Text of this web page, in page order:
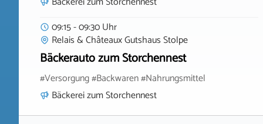
09:15 - 09:30 Uhr
Relais & Châteaux Gutshaus Stolpe
Bäckerauto zum Storchennest
#Versorgung #Backwaren #Nahrungsmittel
Bäckerei zum Storchennest